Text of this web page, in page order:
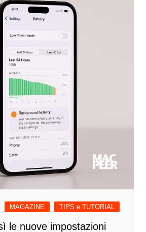
MAGAZINE TIPS e TUTORIAL
le nuove impostazioni